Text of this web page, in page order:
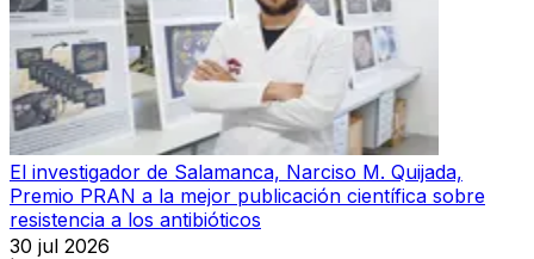
El investigador de Salamanca, Narciso M. Quijada,
Premio PRAN a la mejor publicación científica sobre
resistencia a los antibióticos
30 jul 2026